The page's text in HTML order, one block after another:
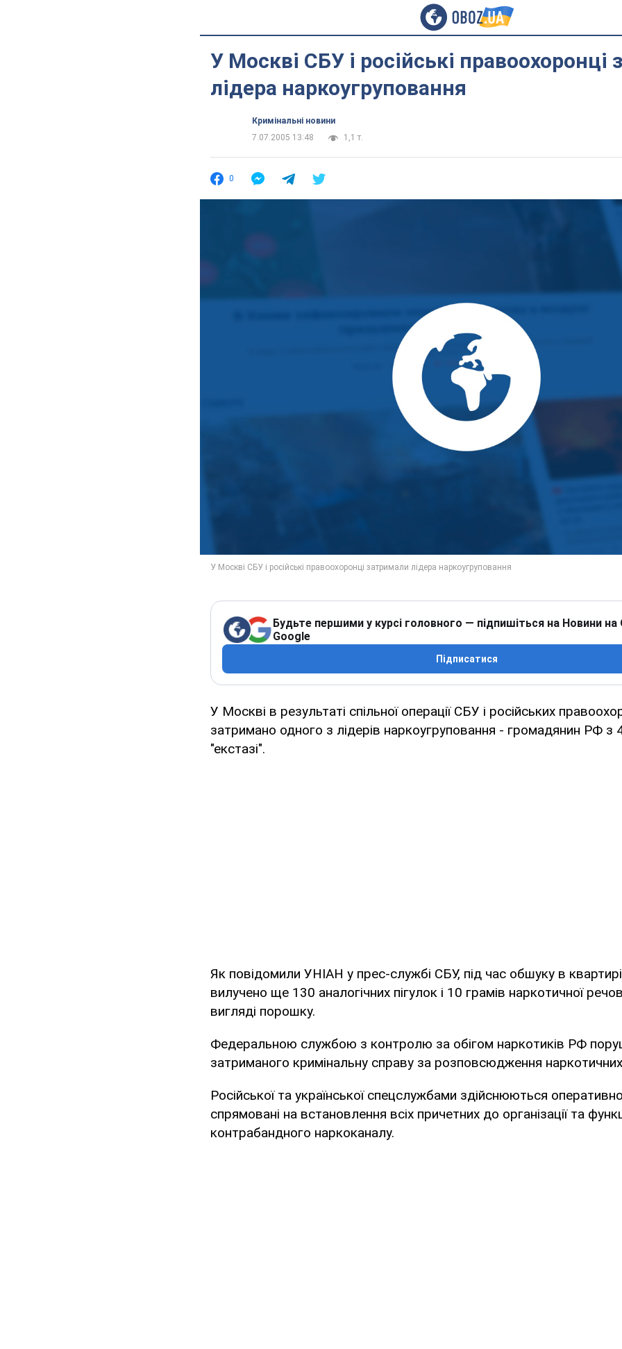
У Москві СБУ і російські правоохоронці
лідера наркоугруповання
Кримінальні новини
7.07.2005 13:48
1,1 т.
0
Будьте першими у курсі головного — підпишіться на Новини на
Google
Підписатися
У Москві в результаті спільної операції СБУ і російських
затримано одного з лідерів наркоугруповання - громадянин РФ з
"екстазі".
Як повідомили УНІАН у прес-службі СБУ, під час обшуку в
вилучено ще 130 аналогічних пігулок і 10 грамів наркотичної
вигляді порошку.
Федеральною службою з контролю за обігом наркотиків РФ
затриманого кримінальну справу за розповсюдження
Російської та української спецслужбами здійснюються
спрямовані на встановлення всіх причетних до організації та
контрабандного наркоканалу.